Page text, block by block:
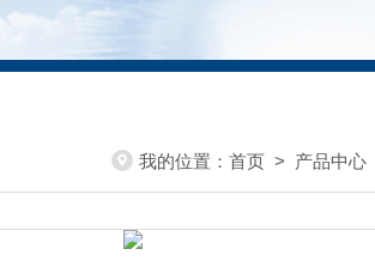
CENTER
我的位置：首页 > 产品中心